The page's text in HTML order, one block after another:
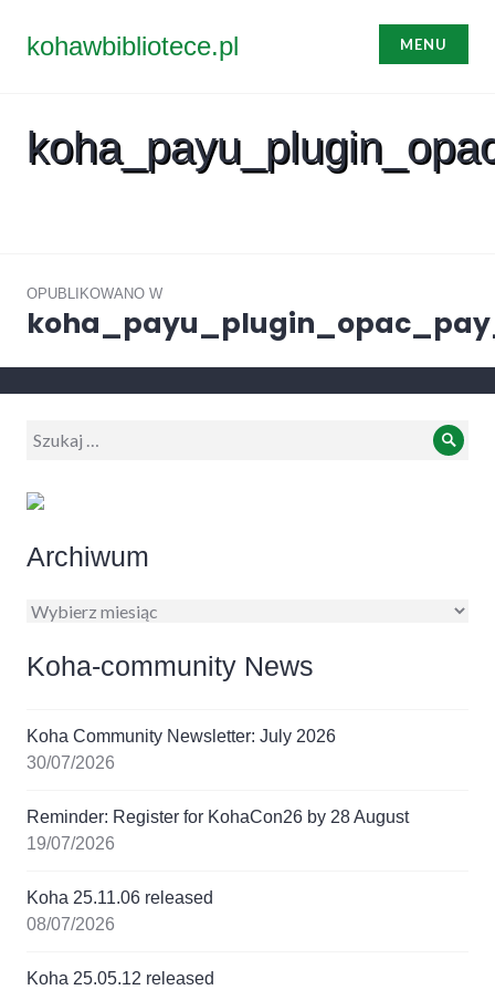
kohawbibliotece.pl MENU
wpisu
OPUBLIKOWANO W
Wyszukiwanie:
Archiwum
Archiwum
Koha-community News
Koha Community Newsletter: July 2026
30/07/2026
Reminder: Register for KohaCon26 by 28 August
19/07/2026
Koha 25.11.06 released
08/07/2026
Koha 25.05.12 released